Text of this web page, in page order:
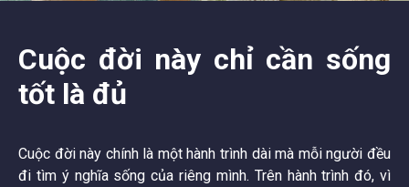
Cuộc đời này chỉ cần sống
tốt là đủ
Cuộc đời này chính là một hành trình dài mà mỗi người đều
đi tìm ý nghĩa sống của riêng mình. Trên hành trình đó, vì